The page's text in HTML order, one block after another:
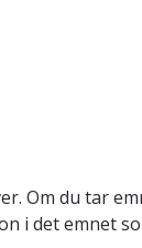
Om du tar
i det emnet